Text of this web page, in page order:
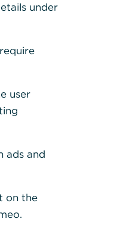
under
user
ads and
on the